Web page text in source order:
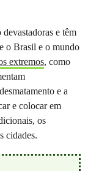
e têm
o Brasil e o mundo
extremos, como
e a
e colocar em
os
cidades.